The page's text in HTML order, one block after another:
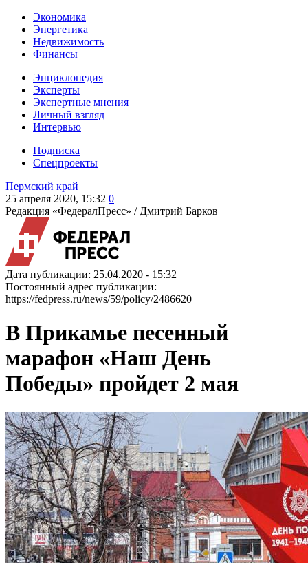
Экономика
Энергетика
Недвижимость
Финансы
Энциклопедия
Эксперты
Экспертные мнения
Личный взгляд
Интервью
Подписка
Спецпроекты
Пермский край
25 апреля 2020, 15:32 0
Редакция «ФедералПресс» / Дмитрий Барков
Дата публикации: 25.04.2020 - 15:32
Постоянный адрес публикации:
https://fedpress.ru/news/59/policy/2486620
В Прикамье песенный
марафон «Наш День
Победы» пройдет 2 мая